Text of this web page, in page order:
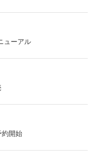
ューアル
開始